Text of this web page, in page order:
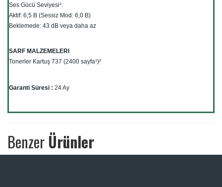
Ses Gücü Seviyesi¹:
Aktif: 6,5 B (Sessiz Mod: 6,0 B)
Beklemede: 43 dB veya daha az
SARF MALZEMELERI
Tonerler Kartuş 737 (2400 sayfa¹)²
Garanti Süresi : 24 Ay
Benzer Ürünler